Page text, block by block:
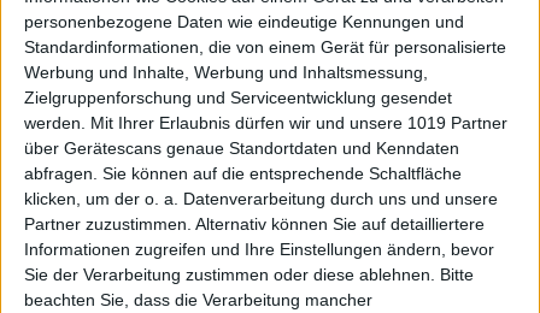
personenbezogene Daten wie eindeutige Kennungen und
Standardinformationen, die von einem Gerät für personalisierte
Werbung und Inhalte, Werbung und Inhaltsmessung,
Zielgruppenforschung und Serviceentwicklung gesendet
werden.
Mit Ihrer Erlaubnis dürfen wir und unsere 1019 Partner
über Gerätescans genaue Standortdaten und Kenndaten
abfragen. Sie können auf die entsprechende Schaltfläche
klicken, um der o. a. Datenverarbeitung durch uns und unsere
Partner zuzustimmen. Alternativ können Sie auf detailliertere
Informationen zugreifen und Ihre Einstellungen ändern, bevor
Sie der Verarbeitung zustimmen oder diese ablehnen.
Bitte
beachten Sie, dass die Verarbeitung mancher